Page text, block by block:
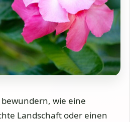
bewundern, wie eine
Landschaft oder einen